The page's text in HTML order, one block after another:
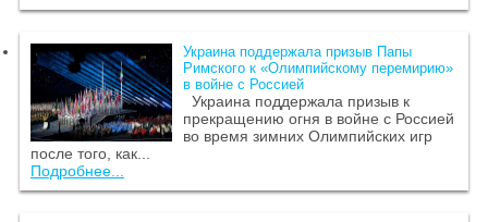
Украина поддержала призыв Папы
Римского к «Олимпийскому перемирию»
в войне с Россией
Украина поддержала призыв к
прекращению огня в войне с Россией
во время зимних Олимпийских игр
после того, как...
Подробнее...